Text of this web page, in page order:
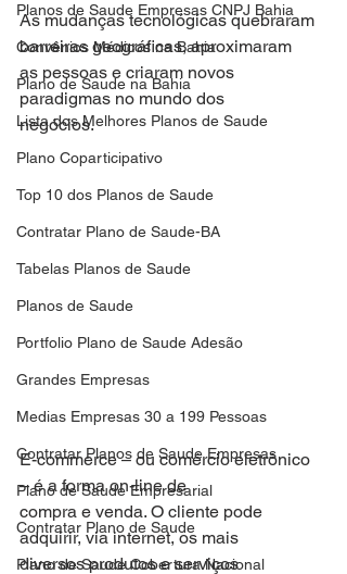
Planos de Saude Empresas CNPJ Bahia
Convênios Médicos na Bahia
Plano de Saude na Bahia
Lista dos Melhores Planos de Saude
Plano Coparticipativo
Top 10 dos Planos de Saude
Contratar Plano de Saude-BA
Tabelas Planos de Saude
Planos de Saude
Portfolio Plano de Saude Adesão
Grandes Empresas
Medias Empresas 30 a 199 Pessoas
Contratar Planos de Saude Empresas
Plano de Saude Empresarial
Contratar Plano de Saude
Plano de Saude Cobertura Nacional
As mudanças tecnológicas quebraram
barreiras geográficas, aproximaram
as pessoas e criaram novos
paradigmas no mundo dos
negócios.
E-commerce – ou comércio eletrônico
– é a forma on-line de
compra e venda. O cliente pode
adquirir, via internet, os mais
diversos produtos e serviços